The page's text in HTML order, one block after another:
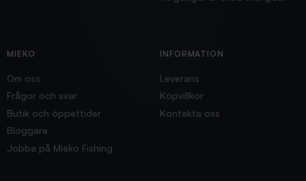
MIEKO
Om oss
Frågor och svar
Butik och öppettider
Bloggare
Jobba på Mieko Fishing
INFORMATION
Leverans
Köpvillkor
Kontakta oss